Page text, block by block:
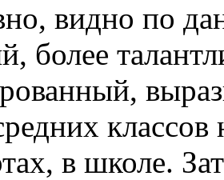
видно по
более
в школе.